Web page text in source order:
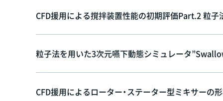
CFD援用による撹拌装置性能の初期評価Part.2 粒子法
粒子法を用いた3次元嚥下動態シミュレータ
CFD援用によるローター・ステーター型ミキサーの形